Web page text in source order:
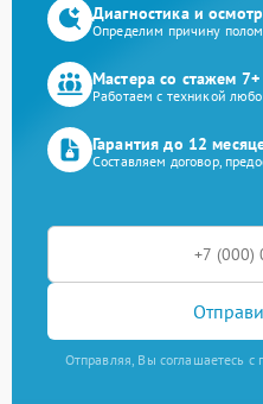
Диагностика и
Определим причину
Мастера со стажем 7+
Работаем с техникой
Гарантия до 12
Составляем договор,
Отправляя, Вы соглашаетесь